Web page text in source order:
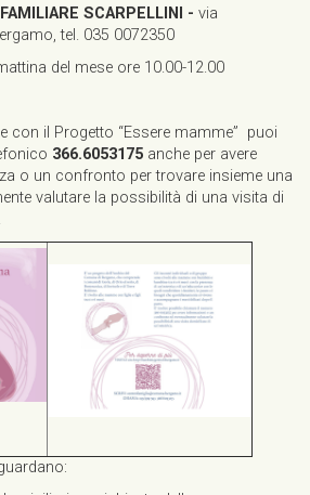
SCARPELLINI - via
tel. 035 0072350
del mese ore 10.00-12.00
con il Progetto “Essere mamme” puoi
366.6053175 anche per avere
o un confronto per trovare insieme una
valutare la possibilità di una visita di